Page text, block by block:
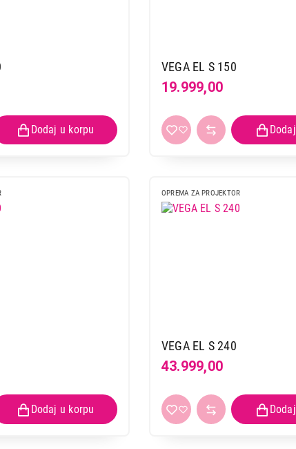
VEGA EL S 150
19.999,00
OPREMA ZA PROJEKTOR
VEGA EL S 240
43.999,00